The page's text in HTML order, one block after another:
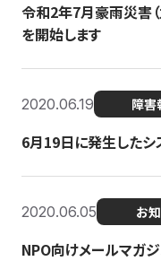
令和2年7月豪雨災害
を開始します
2020.06.19 障害
6月19日に発生したシ
2020.06.05 お
NPO向けメールマガ